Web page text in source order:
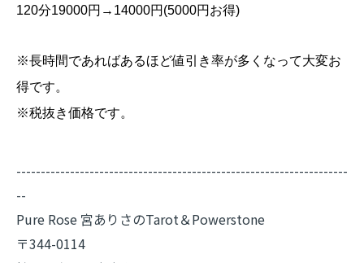
120分19000円→14000円(5000円お得)
※長時間であればあるほど値引き率が多くなって大変お
得です。
※税抜き価格です。
--------------------------------------------------------------------
--
Pure Rose 宮ありさのTarot＆Powerstone
〒344-0114